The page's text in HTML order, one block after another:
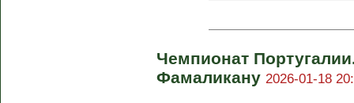
Чемпионат
Фамаликану 2026-01-18